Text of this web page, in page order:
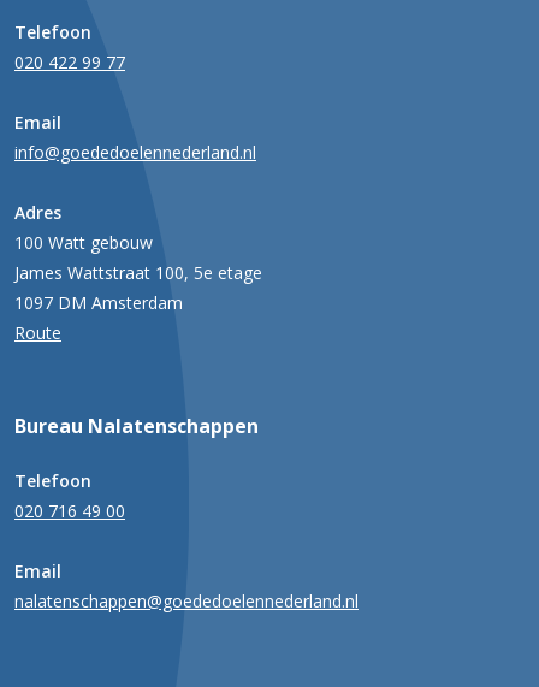
Telefoon
020 422 99 77
Email
info@goededoelennederland.nl
Adres
100 Watt gebouw
James Wattstraat 100, 5e etage
1097 DM Amsterdam
Route
Bureau Nalatenschappen
Telefoon
020 716 49 00
Email
nalatenschappen@goededoelennederland.nl